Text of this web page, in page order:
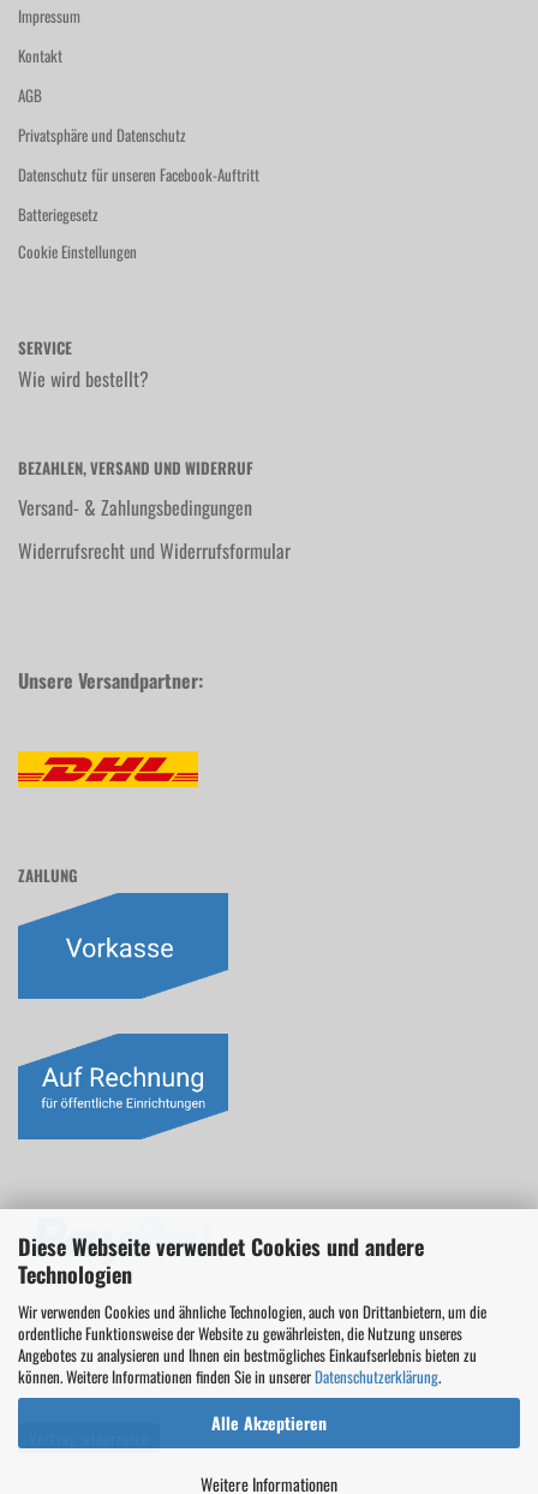
Diese Webseite verwendet Cookies und andere
Technologien
Wir verwenden Cookies und ähnliche Technologien, auch von Drittanbietern, um die
ordentliche Funktionsweise der Website zu gewährleisten, die Nutzung unseres
Angebotes zu analysieren und Ihnen ein bestmögliches Einkaufserlebnis bieten zu
können. Weitere Informationen finden Sie in unsererDatenschutzerklärung.
Alle Akzeptieren
Weitere Informationen
Impressum
Kontakt
AGB
Privatsphäre und Datenschutz
Datenschutz für unseren Facebook-Auftritt
Batteriegesetz
Cookie Einstellungen
SERVICE
Wie wird bestellt?
BEZAHLEN, VERSAND UND WIDERRUF
Versand- & Zahlungsbedingungen
Widerrufsrecht und Widerrufsformular
Unsere Versandpartner:
ZAHLUNG